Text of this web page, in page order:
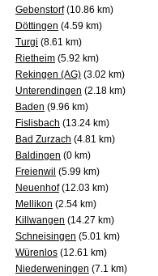
Gebenstorf(10.86 km)
Döttingen (4.59 km)
Turgi (8.61 km)
Rietheim (5.92 km)
Rekingen (AG) (3.02 km)
Unterendingen (2.18 km)
Baden (9.96 km)
Fislisbach (13.24 km)
Bad Zurzach (4.81 km)
Baldingen (0 km)
Freienwil (5.99 km)
Neuenhof(12.03 km)
Mellikon (2.54 km)
Killwangen (14.27 km)
Schneisingen (5.01 km)
Würenlos (12.61 km)
Niederweningen (7.1 km)